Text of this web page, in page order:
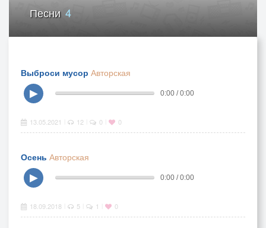
Песни 4
Выброси мусор Авторская
▶
0:00 / 0:00
13.05.2021 12 0 0
Осень Авторская
▶
0:00 / 0:00
18.09.2018 5 1 0